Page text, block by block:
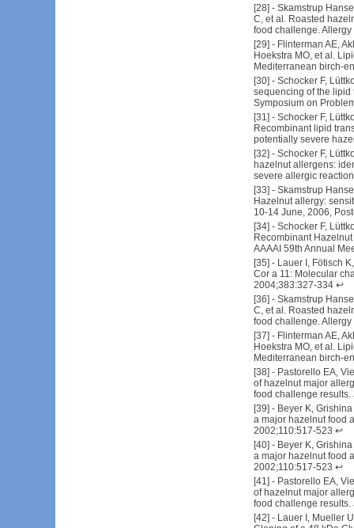
[28] - Skamstrup
C, et al. Roasted
food challenge.
[29] - Flinterman AE,
Hoekstra MO, et al.
Mediterranean birch-
[30] - Schocker F,
sequencing of the lipid
Symposium on
[31] - Schocker F,
Recombinant lipid
potentially severe
[32] - Schocker F,
hazelnut allergens:
severe allergic
[33] - Skamstrup
Hazelnut allergy:
10-14 June, 2006,
[34] - Schocker F,
Recombinant
AAAAI 59th Annual
[35] - Lauer I, Fötisch
Cor a 11: Molecular
2004;383:327-334 ↩
[36] - Skamstrup
C, et al. Roasted
food challenge.
[37] - Flinterman AE,
Hoekstra MO, et al.
Mediterranean birch-
[38] - Pastorello EA,
of hazelnut major
food challenge
[39] - Beyer K,
a major hazelnut food
2002;110:517-523 ↩
[40] - Beyer K,
a major hazelnut food
2002;110:517-523 ↩
[41] - Pastorello EA,
of hazelnut major
food challenge
[42] - Lauer I, Mueller